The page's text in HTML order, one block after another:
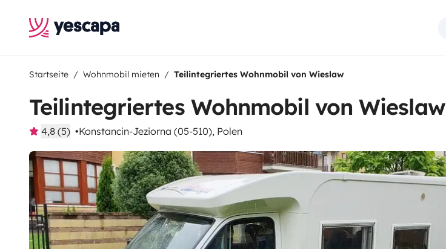
Startseite Wohnmobil mieten Teilintegriertes Wohnmobil von Wieslaw
Teilintegriertes Wohnmobil von Wieslaw
4,8 (5) Konstancin-Jeziorna (05-510), Polen